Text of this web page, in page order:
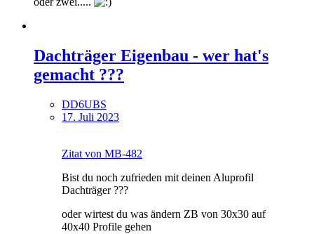
Dachträger Eigenbau - wer hat's
gemacht ???
DD6UBS
17. Juli 2023
Zitat von MB-482
Bist du noch zufrieden mit deinen Aluprofil
Dachträger ???
oder wirtest du was ändern ZB von 30x30 auf
40x40 Profile gehen